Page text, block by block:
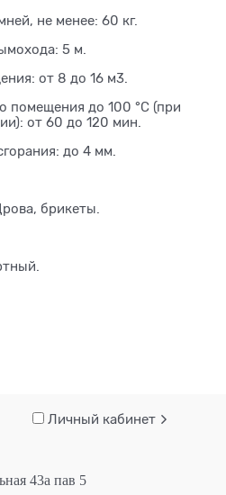
не менее: 60 кг.
5 м.
от 8 до 16 м3.
помещения до 100 °С (при
от 60 до 120 мин.
до 4 мм.
брикеты.
Личный кабинет
43а пав 5